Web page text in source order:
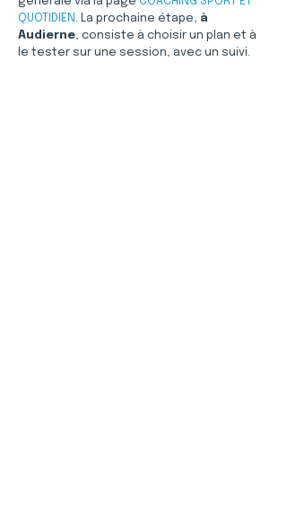
QUOTIDIEN . La prochaine étape, à
Audierne, consiste à choisir un plan et à
le tester sur une session, avec un suivi.